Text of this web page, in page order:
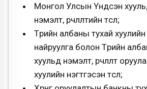
Монгол Улсын Үндсэн
нэмэлт, өөрчлөлтийн төсөл;
Төрийн албаны тухай
найруулга болон Төрийн
хуульд нэмэлт, өөрчлөлт
хуулийн нэгтгэсэн төсөл;